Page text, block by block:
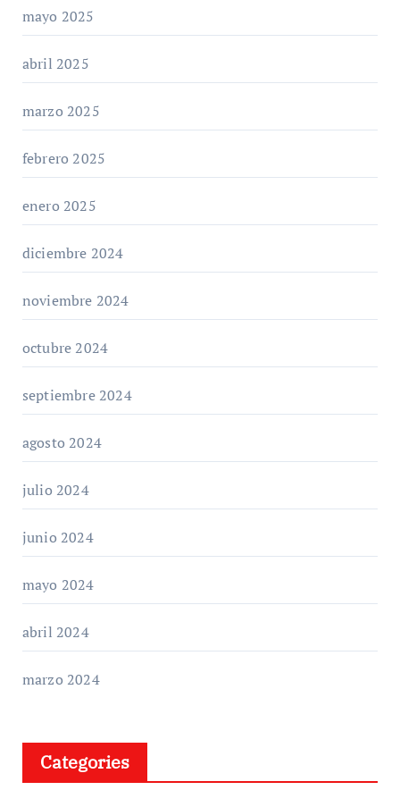
mayo 2025
abril 2025
marzo 2025
febrero 2025
enero 2025
diciembre 2024
noviembre 2024
octubre 2024
septiembre 2024
agosto 2024
julio 2024
junio 2024
mayo 2024
abril 2024
marzo 2024
Categories